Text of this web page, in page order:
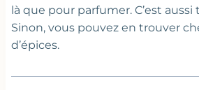
là que pour parfumer. C’est aussi
Sinon, vous pouvez en trouver
d’épices.